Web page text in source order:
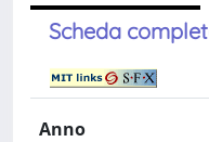
Scheda
Anno